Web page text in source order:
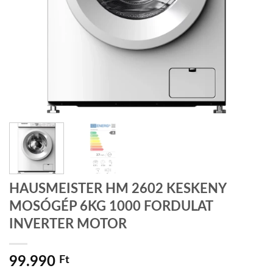
HAUSMEISTER HM 2602 KESKENY
MOSÓGÉP 6KG 1000 FORDULAT
INVERTER MOTOR
99.990 Ft